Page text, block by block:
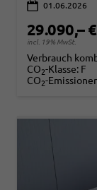
01.06.2026
29.090,– €
incl. 19% MwSt.
Verbrauch
CO2-Klasse: F
CO2-